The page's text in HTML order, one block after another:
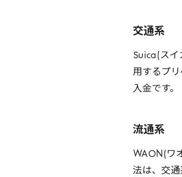
交通系
Suica(スイ
用するプリ
入金です。
流通系
WAON (ワ
法は、交通